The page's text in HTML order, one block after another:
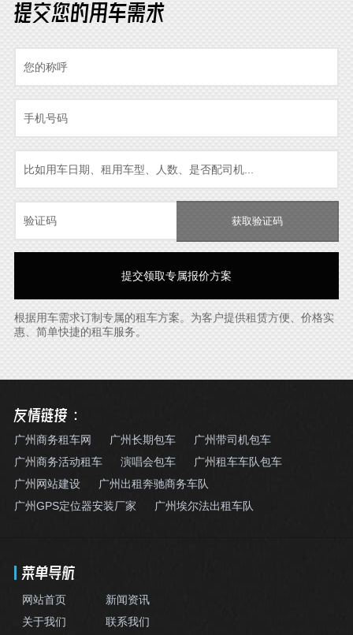
提交您的用车需求
获取验证码
根据用车需求订制专属的租车方案。为客户提供租赁方便、价格实
惠、简单快捷的租车服务。
友情链接：
广州商务租车网 广州长期包车
广州带司机包车
广州商务活动租车
演唱会包车
广州租车车队包车
广州网站建设
广州出租奔驰商务车队
广州GPS定位器安装厂家
广州埃尔法出租车队
菜单导航
网站首页
关于我们
新闻资讯
联系我们